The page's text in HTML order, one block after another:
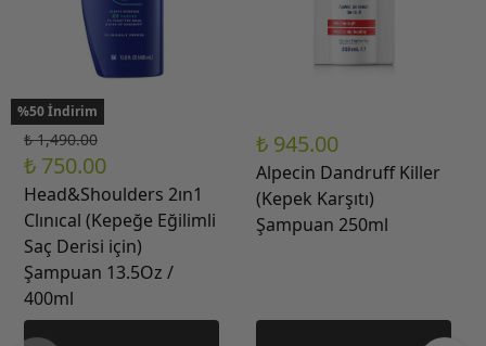
%50 İndirim
₺ 1,490.00
₺ 750.00
Head&Shoulders 2ın1
Clınıcal (Kepeğe Eğilimli
Saç Derisi için)
Şampuan 13.5Oz /
400ml
₺ 945.00
Alpecin Dandruff Killer
(Kepek Karşıtı)
Şampuan 250ml